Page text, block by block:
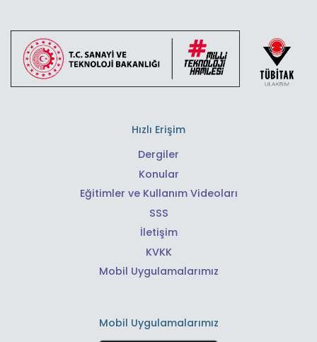
Hızlı Erişim
Dergiler
Konular
Eğitimler ve Kullanım Videoları
SSS
İletişim
KVKK
Mobil Uygulamalarımız
Mobil Uygulamalarımız